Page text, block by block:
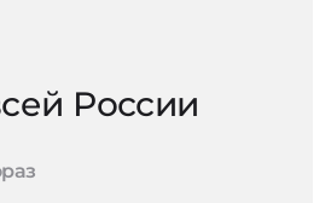
России